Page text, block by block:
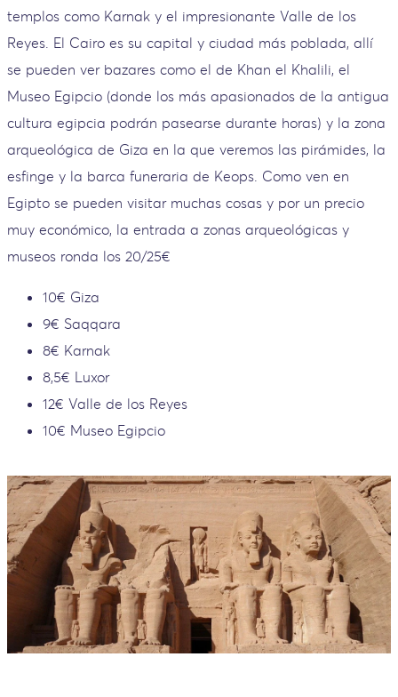
templos como Karnak y el impresionante Valle de los
Reyes. El Cairo es su capital y ciudad más poblada, allí
se pueden ver bazares como el de Khan el Khalili, el
Museo Egipcio (donde los más apasionados de la antigua
cultura egipcia podrán pasearse durante horas) y la zona
arqueológica de Giza en la que veremos las pirámides, la
esfinge y la barca funeraria de Keops. Como ven en
Egipto se pueden visitar muchas cosas y por un precio
muy económico, la entrada a zonas arqueológicas y
museos ronda los 20/25€
10€ Giza
9€ Saqqara
8€ Karnak
8,5€ Luxor
12€ Valle de los Reyes
10€ Museo Egipcio